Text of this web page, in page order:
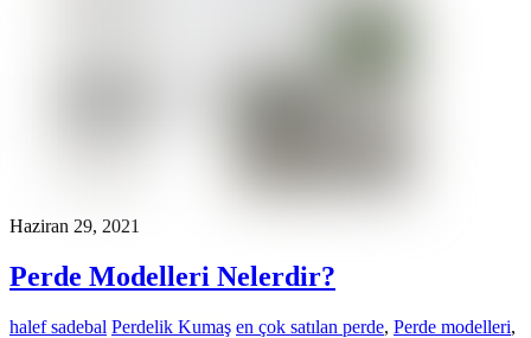
Haziran 29, 2021
Perde Modelleri Nelerdir?
halef sadebal Perdelik Kumaş en çok satılan perde, Perde modelleri,